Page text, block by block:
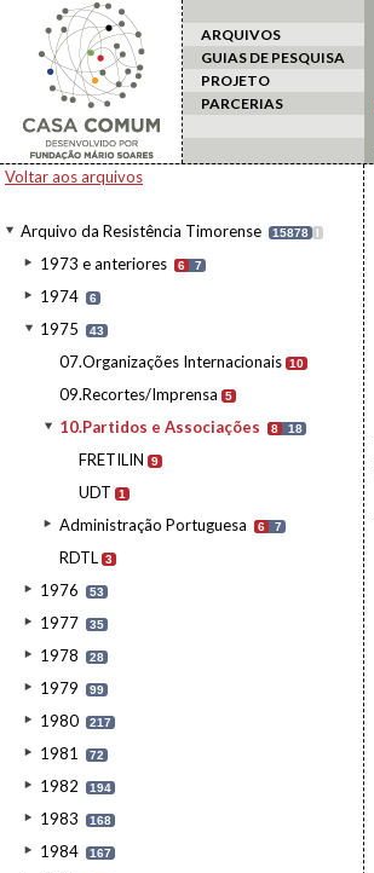
ARQUIVOS
GUIAS DE PESQUISA
PROJETO
PARCERIAS
Voltar aos arquivos
Arquivo da Resistência Timorense 15878 I
1973 e anteriores 6 7
1974 6
1975 43
07.Organizações Internacionais 10
09.Recortes/Imprensa 5
10.Partidos e Associações 8 18
FRETILIN 9
UDT 1
Administração Portuguesa 6 7
RDTL 3
1976 53
1977 35
1978 28
1979 99
1980 217
1981 72
1982 194
1983 168
1984 167